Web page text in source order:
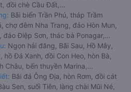
đồi chè Cầu Đất,...
Bãi biển Trần Phú, tháp Trầm
chợ đêm Nha Trang, đảo Hòn Mun,
đảo Điệp Sơn, thác bà Ponagar,...
Ngọn hải đăng, Bãi Sau, Hồ Mây,
hồ Đá Xanh, đồi Con Heo, hòn Bà,
Châu, bến thuyền Marina,...
Bãi đá Ông Địa, hòn Rơm, đồi cát
Sen, suối Tiên, làng chài Mũi Né,